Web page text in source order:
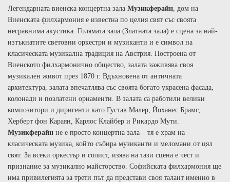
Легендарната виенска концертна зала Музикферайн , дом на
Виенската филхармония е известна по целия свят със своята
несравнима акустика. Голямата зала (Златната зала) е сцена за най-
изтъкнатите световни оркестри и музиканти и е символ на
класическата музикална традиция на Австрия. Построена от
Виенското филхармонично общество, залата заживява своя
музикален живот през 1870 г. Вдъхновена от античната
архитектура, залата впечатлява със своята богато украсена фасада,
колонади и позлатени орнаменти. В залата са работили велики
композитори и диригенти като Густав Малер, Йоханес Брамс,
Херберт фон Караян, Карлос Клайбер и Рикардо Мути.
Музикферайн не е просто концертна зала – тя е храм на
класическата музика, който събира музиканти и меломани от цял
свят. За всеки оркестър и солист, изява на тази сцена е чест и
признание за музикално майсторство. Софийската филхармония ще
има привилегията за трети път да представи своя талант именно в